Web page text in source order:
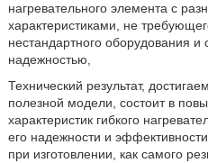
нагревательного элемента с
характеристиками, не
нестандартного оборудования
надежностью,
Технический результат,
полезной модели, состоит в
характеристик гибкого
его надежности и
при изготовлении, как самого